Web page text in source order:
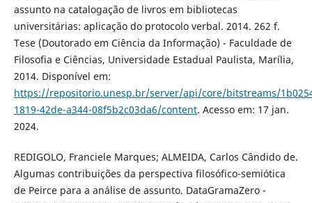
assunto na catalogação de livros em bibliotecas
universitárias: aplicação do protocolo verbal. 2014. 262 f.
Tese (Doutorado em Ciência da Informação) - Faculdade de
Filosofia e Ciências, Universidade Estadual Paulista, Marília,
2014. Disponível em:
https://repositorio.unesp.br/server/api/core/bitstreams/
1819-42de-a344-08f5b2c03da6/content. Acesso em: 17 jan.
2024.
REDIGOLO, Franciele Marques; ALMEIDA, Carlos Cândido de.
Algumas contribuições da perspectiva filosófico-semiótica
de Peirce para a análise de assunto. DataGramaZero -